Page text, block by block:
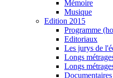
Mémoire
Musique
Edition 2015
Programme
Editoriaux
Les jurys de
Longs
Longs